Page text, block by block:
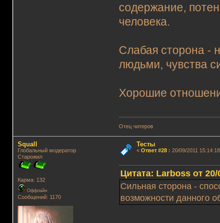
содержание,
человека.
Слабая сторона -
людьми, чувства
Хорошие
Отец читеров
Squall
Глобальный модератор
Старожил
Карма: 132
Оффлайн
Сообщений: 1170
Тесты
« Ответ #28: 20/09/2011
Цитата: Lаrboss от 20/
Сильная сторона -
возможности данного